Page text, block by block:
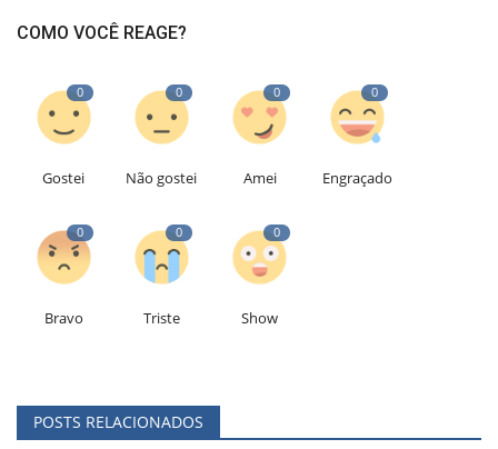
COMO VOCÊ REAGE?
0
Gostei
0
Não gostei
0
Amei
0
Engraçado
0
Bravo
0
Triste
0
Show
POSTS RELACIONADOS